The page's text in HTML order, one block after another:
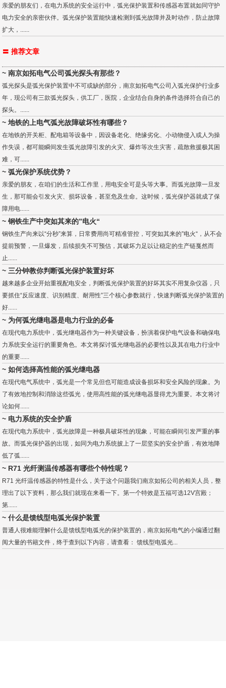
亲爱的朋友们，在电力系统的安全运行中，弧光保护装置和传感器布置就如同守护
电力安全的亲密伙伴。弧光保护装置能快速检测到弧光故障并及时动作，防止故障
扩大，......
〓 推荐文章
~ 南京如拓电气公司弧光探头有那些？
弧光探头是弧光保护装置中不可或缺的部分，南京如拓电气公司入弧光保护行业多
年，现公司有三款弧光探头，供工厂，医院，企业结合自身的条件选择符合自己的
探头。......
~ 地铁的上电气弧光故障破坏性有哪些？
在地铁的开关柜、配电箱等设备中，因设备老化、绝缘劣化、小动物侵入或人为操
作失误，都可能瞬间发生弧光故障引发的火灾、爆炸等次生灾害，疏散救援极其困
难，可......
~ 弧光保护系统优势？
亲爱的朋友，在咱们的生活和工作里，用电安全可是头等大事。而弧光故障一旦发
生，那可能会引发火灾、损坏设备，甚至危及生命。这时候，弧光保护器就成了保
障用电......
~ 钢铁生产中突如其来的”电火“
钢铁生产向来以“分秒”来算，日常费用尚可精准管控，可突如其来的”电火“，从不会
提前预警，一旦爆发，后续损失不可预估，其破坏力足以让稳定的生产链戛然而
止......
~ 三分钟教你判断弧光保护装置好坏
越来越多企业开始重视配电安全，判断弧光保护装置的好坏其实不用复杂仪器，只
要抓住“反应速度、识别精度、耐用性”三个核心参数就行，快速判断弧光保护装置的
好......
~ 为何弧光继电器是电力行业的必备
在现代电力系统中，弧光继电器作为一种关键设备，扮演着保护电气设备和确保电
力系统安全运行的重要角色。本文将探讨弧光继电器的必要性以及其在电力行业中
的重要......
~ 如何选择高性能的弧光继电器
在现代电气系统中，弧光是一个常见但也可能造成设备损坏和安全风险的现象。为
了有效地控制和消除这些弧光，使用高性能的弧光继电器显得尤为重要。本文将讨
论如何......
~ 电力系统的安全护盾
在现代电力系统中，弧光故障是一种极具破坏性的现象，可能在瞬间引发严重的事
故。而弧光保护器的出现，如同为电力系统披上了一层坚实的安全护盾，有效地降
低了弧......
~ R71 光纤测温传感器有哪些个特性呢？
R71 光纤温传感器的特性是什么，关于这个问题我们南京如拓公司的相关人员，整
理出了以下资料，那么我们就现在来看一下。第一个特效是五福可选12V宫殿；
第......
~ 什么是馈线型电弧光保护装置
普通人很难能理解什么是馈线型电弧光的保护装置的，南京如拓电气的小编通过翻
阅大量的书籍文件，终于查到以下内容，请查看： 馈线型电弧光...